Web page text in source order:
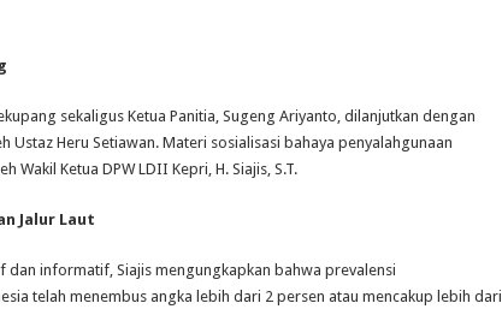
sekaligus Ketua Panitia, Sugeng Ariyanto, dilanjutkan dengan
Ustaz Heru Setiawan. Materi sosialisasi bahaya penyalahgunaan
Wakil Ketua DPW LDII Kepri, H. Siajis, S.T.
Jalur Laut
dan informatif, Siajis mengungkapkan bahwa prevalensi
telah menembus angka lebih dari 2 persen atau mencakup lebih dari